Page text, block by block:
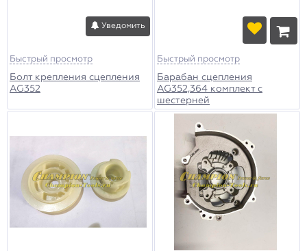
Уведомить
Быстрый просмотр
Болт крепления сцепления
AG352
Быстрый просмотр
Барабан сцепления
AG352,364 комплект с
шестерней